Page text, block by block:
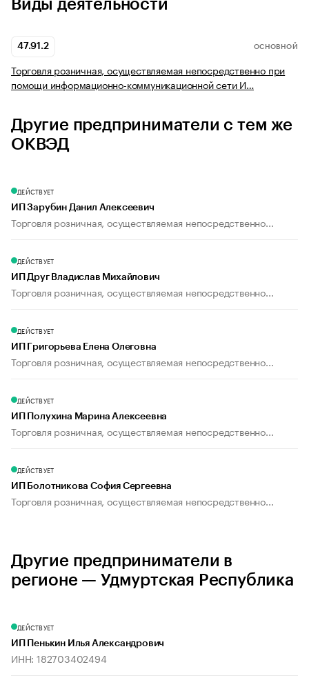
Виды деятельности
47.91.2 ОСНОВНОЙ
Торговля розничная, осуществляемая непосредственно при
помощи информационно-коммуникационной сети И…
Другие предприниматели с тем же
ОКВЭД
ДЕЙСТВУЕТ
ИП Зарубин Данил Алексеевич
Торговля розничная, осуществляемая непосредственно...
ДЕЙСТВУЕТ
ИП Друг Владислав Михайлович
Торговля розничная, осуществляемая непосредственно...
ДЕЙСТВУЕТ
ИП Григорьева Елена Олеговна
Торговля розничная, осуществляемая непосредственно...
ДЕЙСТВУЕТ
ИП Полухина Марина Алексеевна
Торговля розничная, осуществляемая непосредственно...
ДЕЙСТВУЕТ
ИП Болотникова София Сергеевна
Торговля розничная, осуществляемая непосредственно...
Другие предприниматели в
регионе — Удмуртская Республика
ДЕЙСТВУЕТ
ИП Пенькин Илья Александрович
ИНН: 182703402494